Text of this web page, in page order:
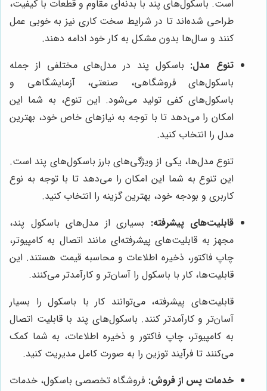
است. باسکول‌های پند با بدنه‌ای مقاوم و قطعات با کیفیت،
طراحی شده‌اند تا در شرایط سخت کاری نیز به خوبی عمل
کنند و سال‌ها بدون مشکل به کار خود ادامه دهند.
تنوع مدل: باسکول پند در مدل‌های مختلفی از جمله
باسکول‌های فروشگاهی، صنعتی، آزمایشگاهی و
باسکول‌های کفی تولید می‌شود. این تنوع، به شما این
امکان را می‌دهد تا با توجه به نیازهای خاص خود، بهترین
مدل را انتخاب کنید.
تنوع مدل‌ها، یکی از ویژگی‌های بارز باسکول‌های پند است.
این تنوع به شما این امکان را می‌دهد تا با توجه به نوع
کاربری و بودجه خود، بهترین گزینه را انتخاب کنید.
قابلیت‌های پیشرفته: بسیاری از مدل‌های باسکول پند،
مجهز به قابلیت‌های پیشرفته‌ای مانند اتصال به کامپیوتر،
چاپ فاکتور، ذخیره اطلاعات و محاسبه قیمت هستند. این
قابلیت‌ها، کار با باسکول را آسان‌تر و کارآمدتر می‌کنند.
قابلیت‌های پیشرفته، می‌توانند کار با باسکول را بسیار
آسان‌تر و کارآمدتر کنند. باسکول‌های پند با قابلیت اتصال
به کامپیوتر، چاپ فاکتور و ذخیره اطلاعات، به شما کمک
می‌کنند تا فرآیند توزین را به صورت کامل مدیریت کنید.
خدمات پس از فروش: فروشگاه تخصصی باسکول، خدمات